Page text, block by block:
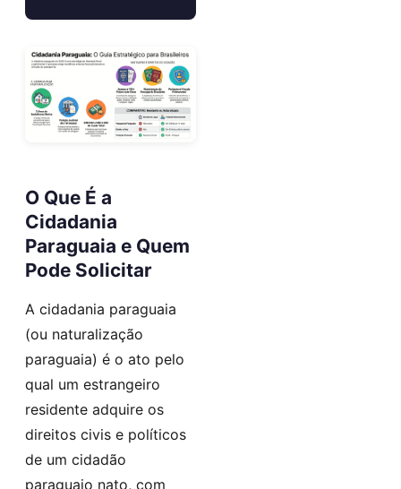
O Que É a
Cidadania
Paraguaia e Quem
Pode Solicitar
A cidadania paraguaia
(ou naturalização
paraguaia) é o ato pelo
qual um estrangeiro
residente adquire os
direitos civis e políticos
de um cidadão
paraguaio nato, com